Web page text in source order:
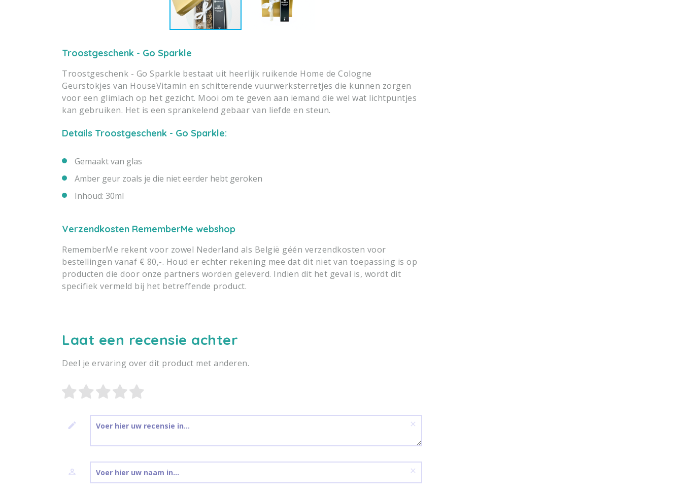
Troostgeschenk - Go Sparkle
Troostgeschenk - Go Sparkle bestaat uit heerlijk ruikende Home de Cologne
Geurstokjes van HouseVitamin en schitterende vuurwerksterretjes die kunnen zorgen
voor een glimlach op het gezicht. Mooi om te geven aan iemand die wel wat lichtpuntjes
kan gebruiken. Het is een sprankelend gebaar van liefde en steun.
Details Troostgeschenk - Go Sparkle:
Gemaakt van glas
Amber geur zoals je die niet eerder hebt geroken
Inhoud: 30ml
Verzendkosten RememberMe webshop
RememberMe rekent voor zowel Nederland als België géén verzendkosten voor
bestellingen vanaf € 80,-. Houd er echter rekening mee dat dit niet van toepassing is op
producten die door onze partners worden geleverd. Indien dit het geval is, wordt dit
specifiek vermeld bij het betreffende product.
Laat een recensie achter
Deel je ervaring over dit product met anderen.